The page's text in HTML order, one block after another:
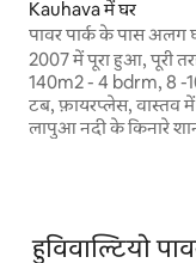
Kauhava में घर
पावर पार्क के पास अलग
2007 में पूरा हुआ, पूरी
140m2 - 4 bdrm, 8 -
टब, फ़ायरप्लेस, वास्तव
लापुआ नदी के किनारे
मनोरंजन पार्क तक 1.3
हुविवाल्टियो